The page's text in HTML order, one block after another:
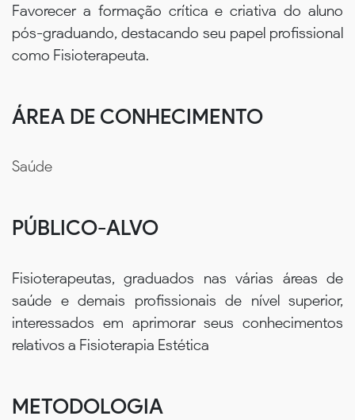
Favorecer a formação crítica e criativa do aluno
pós-graduando, destacando seu papel profissional
como Fisioterapeuta.
ÁREA DE CONHECIMENTO
Saúde
PÚBLICO-ALVO
Fisioterapeutas, graduados nas várias áreas de
saúde e demais profissionais de nível superior,
interessados em aprimorar seus conhecimentos
relativos a Fisioterapia Estética
METODOLOGIA